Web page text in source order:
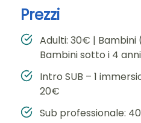
Prezzi
Adulti: 30€ | Bambini
Bambini sotto i 4
Intro SUB – 1
20€
Sub professionale: